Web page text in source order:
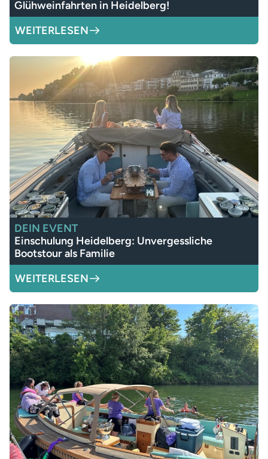
Glühweinfahrten in Heidelberg!
WEITERLESEN
DEIN EVENT
Einschulung Heidelberg: Unvergessliche
Bootstour als Familie
WEITERLESEN